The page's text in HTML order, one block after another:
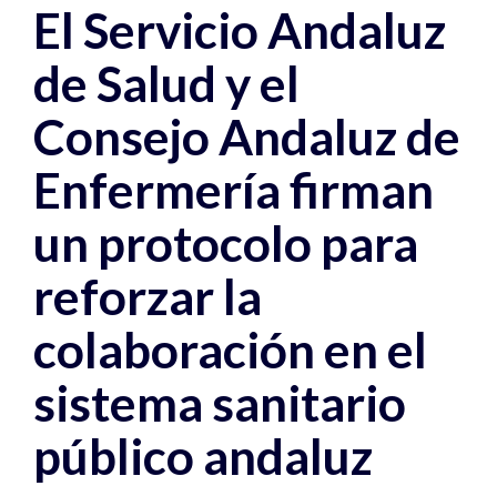
El Servicio Andaluz
de Salud y el
Consejo Andaluz de
Enfermería firman
un protocolo para
reforzar la
colaboración en el
sistema sanitario
público andaluz